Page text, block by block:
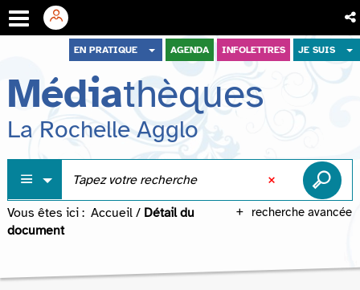
menu
contenu
recherche
EN PRATIQUE AGENDA INFOLETTRES JE SUIS
Médiathèques
La Rochelle Agglo
recherche avancée
Vous êtes ici : Accueil / Détail du
document